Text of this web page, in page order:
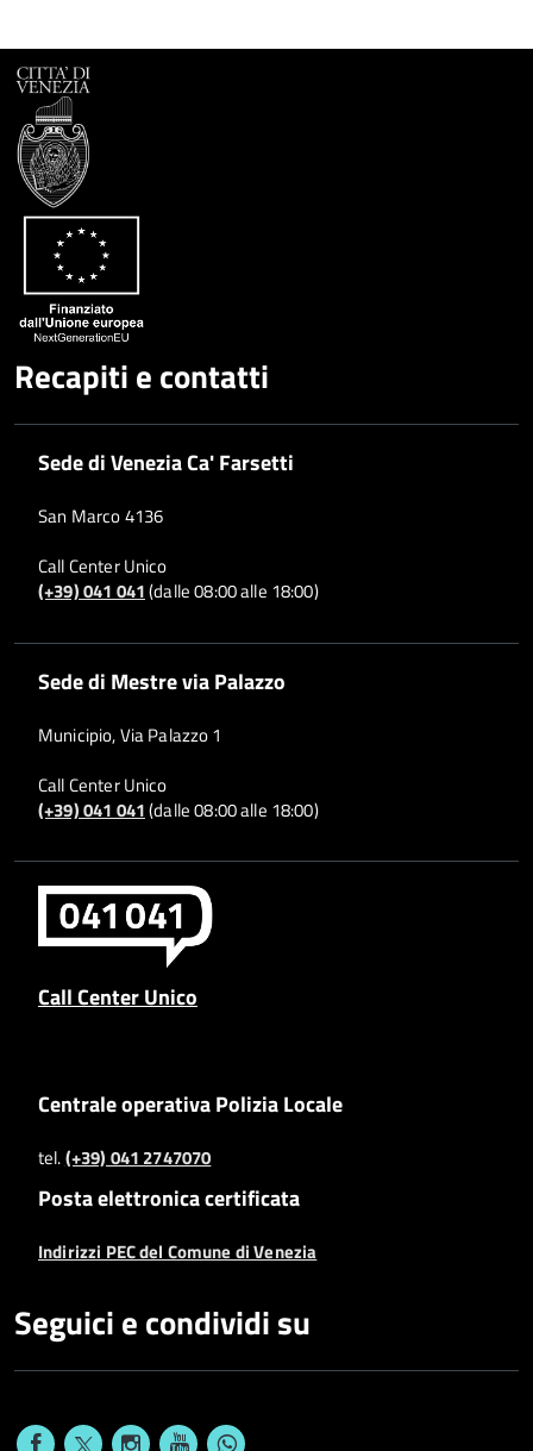
Recapiti e contatti
Sede di Venezia Ca' Farsetti
San Marco 4136
Call Center Unico
(+39) 041 041(dalle 08:00 alle 18:00)
Sede di Mestre via Palazzo
Municipio, Via Palazzo 1
Call Center Unico
(+39) 041 041(dalle 08:00 alle 18:00)
Call Center Unico
Centrale operativa Polizia Locale
tel.(+39) 041 2747070
Posta elettronica certificata
Indirizzi PEC del Comune di Venezia
Seguici e condividi su